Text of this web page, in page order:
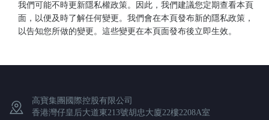
我們可能不時更新隱私權政策。因此，我們建議您定期查看本頁
面，以便及時了解任何變更。我們會在本頁發布新的隱私政策，
以告知您所做的變更。這些變更在本頁面發布後立即生效。
高寶集團國際控股有限公司
香港灣仔皇后大道東213號胡忠大廈22樓2208A室